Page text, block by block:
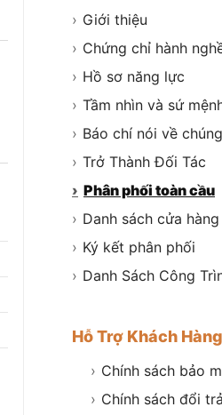
› Giới thiệu
› Chứng chỉ hành
› Hồ sơ năng lực
› Tầm nhìn và sứ
› Báo chí nói về
› Trở Thành Đối Tác
› Phân phối toàn cầu
› Danh sách cửa hàng
› Ký kết phân phối
› Danh Sách Công
Hỗ Trợ Khách Hàng
› Chính sách bảo
› Chính sách đổi